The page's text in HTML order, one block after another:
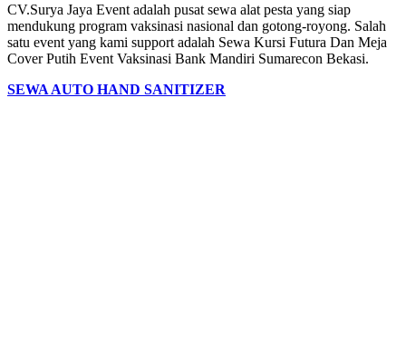
CV.Surya Jaya Event adalah pusat sewa alat pesta yang siap
mendukung program vaksinasi nasional dan gotong-royong. Salah
satu event yang kami support adalah Sewa Kursi Futura Dan Meja
Cover Putih Event Vaksinasi Bank Mandiri Sumarecon Bekasi.
SEWA AUTO HAND SANITIZER